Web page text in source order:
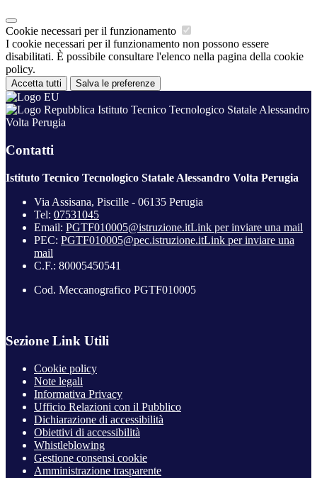
Cookie necessari per il funzionamento
I cookie necessari per il funzionamento non possono essere
disabilitati. È possibile consultare l'elenco nella pagina della cookie
policy.
Accetta tutti Salva le preferenze
Istituto Tecnico Tecnologico Statale Alessandro
Volta Perugia
Contatti
Istituto Tecnico Tecnologico Statale Alessandro Volta Perugia
Via Assisana, Piscille - 06135 Perugia
Tel: 07531045
Email: PGTF010005@istruzione.itLink per inviare una mail
PEC: PGTF010005@pec.istruzione.itLink per inviare una
mail
C.F.: 80005450541
Cod. Meccanografico PGTF010005
Sezione Link Utili
Cookie policy
Note legali
Informativa Privacy
Ufficio Relazioni con il Pubblico
Dichiarazione di accessibilità
Obiettivi di accessibilità
Whistleblowing
Gestione consensi cookie
Amministrazione trasparente